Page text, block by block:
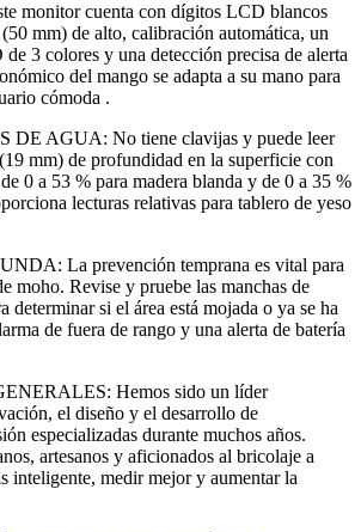
monitor cuenta con dígitos LCD blancos
mm) de alto, calibración automática, un
3 colores y una detección precisa de alerta
del mango se adapta a su mano para
cómoda .
DE AGUA: No tiene clavijas y puede leer
mm) de profundidad en la superficie con
0 a 53 % para madera blanda y de 0 a 35 %
lecturas relativas para tablero de yeso
La prevención temprana es vital para
moho. Revise y pruebe las manchas de
determinar si el área está mojada o ya se ha
de fuera de rango y una alerta de batería
Hemos sido un líder
el diseño y el desarrollo de
especializadas durante muchos años.
artesanos y aficionados al bricolaje a
inteligente, medir mejor y aumentar la